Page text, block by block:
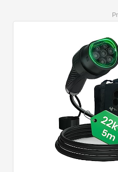
Capacité de charge à
kW. Câble de charge Type 2
Compatible avec tous les
permettant d'éviter les
sur vos factures d'énergie et
vos panneaux solaires.